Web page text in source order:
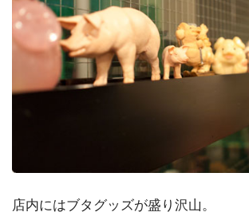
店内にはブタグッズが盛り沢山。